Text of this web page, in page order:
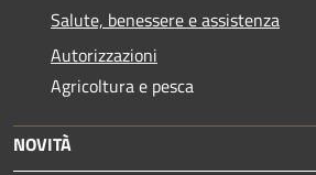
Salute, benessere e assistenza
Autorizzazioni
Agricoltura e pesca
NOVITÀ